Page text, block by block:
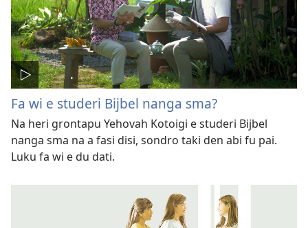
Fa wi e studeri Bijbel nanga sma?
Na heri grontapu Yehovah Kotoigi e studeri Bijbel
nanga sma na a fasi disi, sondro taki den abi fu pai.
Luku fa wi e du dati.